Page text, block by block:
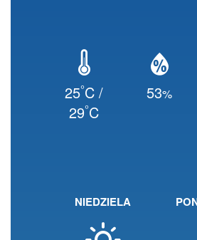
25°C /
29°C
53%
NIEDZIELA